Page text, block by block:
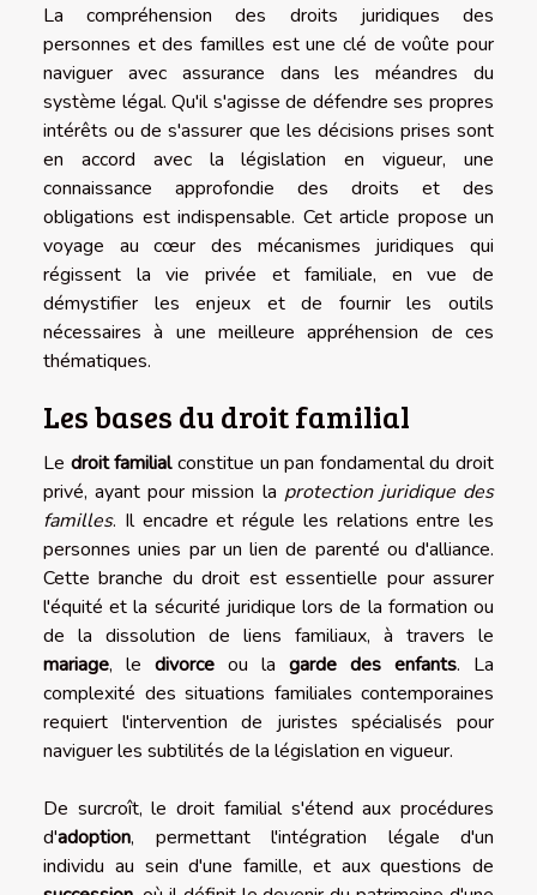
La compréhension des droits juridiques des
personnes et des familles est une clé de voûte pour
naviguer avec assurance dans les méandres du
système légal. Qu'il s'agisse de défendre ses propres
intérêts ou de s'assurer que les décisions prises sont
en accord avec la législation en vigueur, une
connaissance approfondie des droits et des
obligations est indispensable. Cet article propose un
voyage au cœur des mécanismes juridiques qui
régissent la vie privée et familiale, en vue de
démystifier les enjeux et de fournir les outils
nécessaires à une meilleure appréhension de ces
thématiques.
Les bases du droit familial
Le droit familialconstitue un pan fondamental du droit
privé, ayant pour mission la protection juridique des
familles. Il encadre et régule les relations entre les
personnes unies par un lien de parenté ou d'alliance.
Cette branche du droit est essentielle pour assurer
l'équité et la sécurité juridique lors de la formation ou
de la dissolution de liens familiaux, à travers le
mariage, le divorce ou la garde des enfants. La
complexité des situations familiales contemporaines
requiert l'intervention de juristes spécialisés pour
naviguer les subtilités de la législation en vigueur.
De surcroît, le droit familial s'étend aux procédures
d'adoption, permettant l'intégration légale d'un
individu au sein d'une famille, et aux questions de